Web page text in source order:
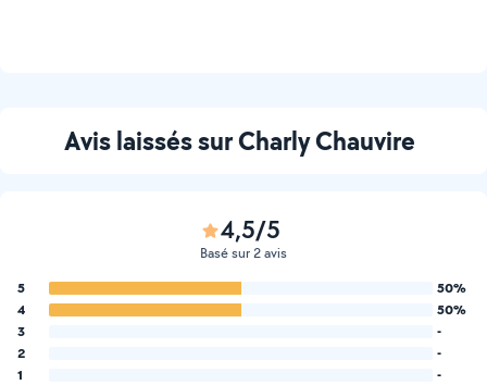
Avis laissés sur Charly Chauvire
4,5/5
Basé sur 2 avis
5
50%
4
50%
3
-
2
-
1
-